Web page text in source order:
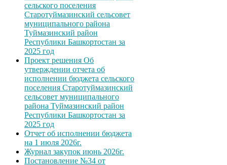
сельского поселения
Старотуймазинский сельсовет
муниципального района
Туймазинский район
Республики Башкортостан за
2025 год
Проект решения Об
утверждении отчета об
исполнении бюджета сельского
поселения Старотуймазинский
сельсовет муниципального
района Туймазинский район
Республики Башкортостан за
2025 год
Отчет об исполнении бюджета
на 1 июля 2026г.
Журнал закупок июнь 2026г.
Постановление №34 от